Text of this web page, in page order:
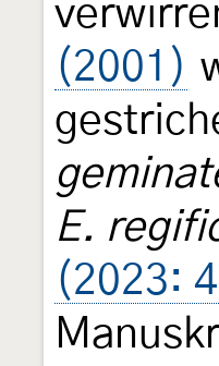
(2001)
E.
(2023: